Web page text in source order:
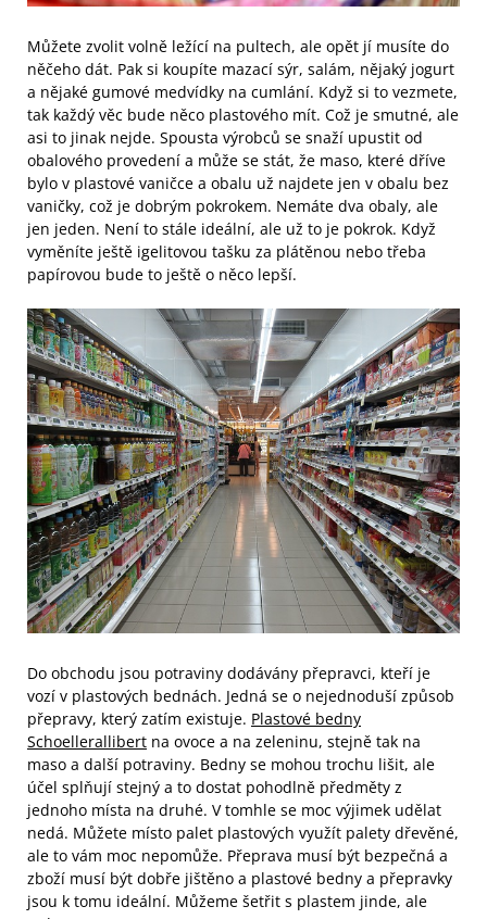
Můžete zvolit volně ležící na pultech, ale opět jí musíte do
něčeho dát. Pak si koupíte mazací sýr, salám, nějaký jogurt
a nějaké gumové medvídky na cumlání. Když si to vezmete,
tak každý věc bude něco plastového mít. Což je smutné, ale
asi to jinak nejde. Spousta výrobců se snaží upustit od
obalového provedení a může se stát, že maso, které dříve
bylo v plastové vaničce a obalu už najdete jen v obalu bez
vaničky, což je dobrým pokrokem. Nemáte dva obaly, ale
jen jeden. Není to stále ideální, ale už to je pokrok. Když
vyměníte ještě igelitovou tašku za plátěnou nebo třeba
papírovou bude to ještě o něco lepší.
Do obchodu jsou potraviny dodávány přepravci, kteří je
vozí v plastových bednách. Jedná se o nejednoduší způsob
přepravy, který zatím existuje. Plastové bedny
Schoellerallibert na ovoce a na zeleninu, stejně tak na
maso a další potraviny. Bedny se mohou trochu lišit, ale
účel splňují stejný a to dostat pohodlně předměty z
jednoho místa na druhé. V tomhle se moc výjimek udělat
nedá. Můžete místo palet plastových využít palety dřevěné,
ale to vám moc nepomůže. Přeprava musí být bezpečná a
zboží musí být dobře jištěno a plastové bedny a přepravky
jsou k tomu ideální. Můžeme šetřit s plastem jinde, ale